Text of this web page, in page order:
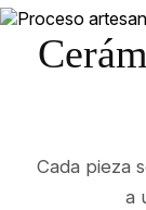
Cada pieza
a